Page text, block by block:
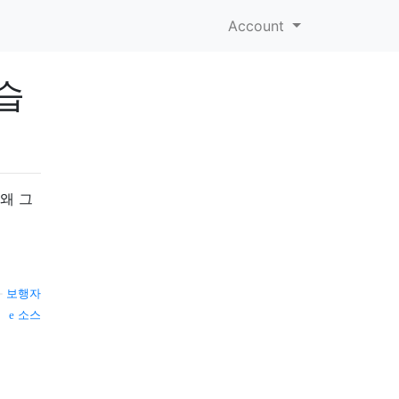
Account
그
보행자
소스